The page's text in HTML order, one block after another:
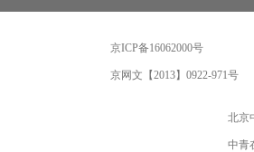
京ICP备16062000号
京网文【2013】0922-971号
北京
中青